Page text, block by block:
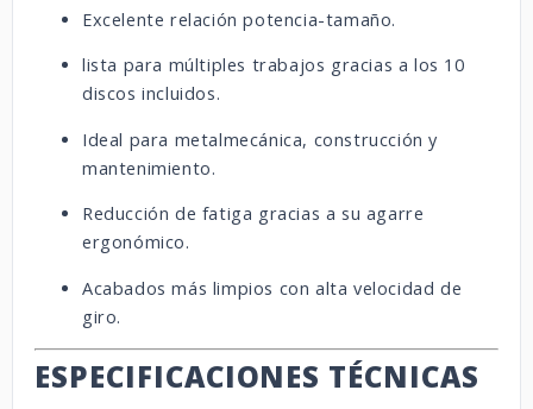
Excelente relación potencia-tamaño.
lista para múltiples trabajos gracias a los 10
discos incluidos.
Ideal para metalmecánica, construcción y
mantenimiento.
Reducción de fatiga gracias a su agarre
ergonómico.
Acabados más limpios con alta velocidad de
giro.
ESPECIFICACIONES TÉCNICAS